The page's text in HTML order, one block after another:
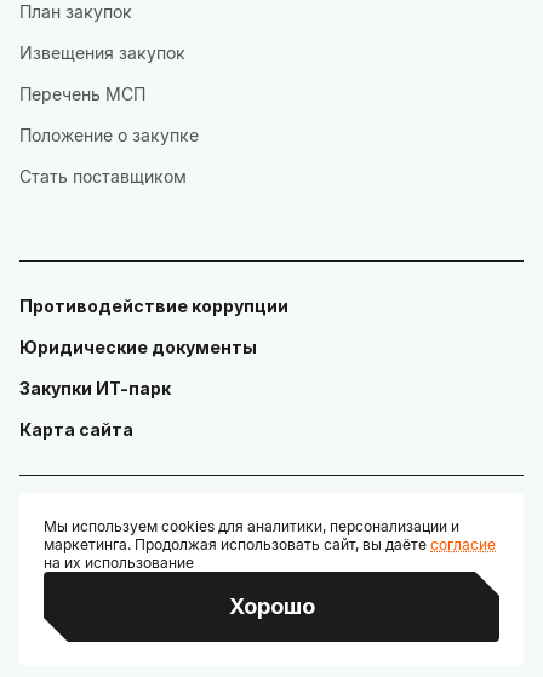
План закупок
Извещения закупок
Перечень МСП
Положение о закупке
Стать поставщиком
Противодействие коррупции
Юридические документы
Закупки ИТ-парк
Карта сайта
© ГАУ "Технопарк в сфере высоких технологий «ИТ-парк»"
Разработано:
Credits: Google Fonts, Material Symbols
Мы используем cookies для аналитики, персонализации и
маркетинга. Продолжая использовать сайт, вы даёте согласие
на их использование
Хорошо